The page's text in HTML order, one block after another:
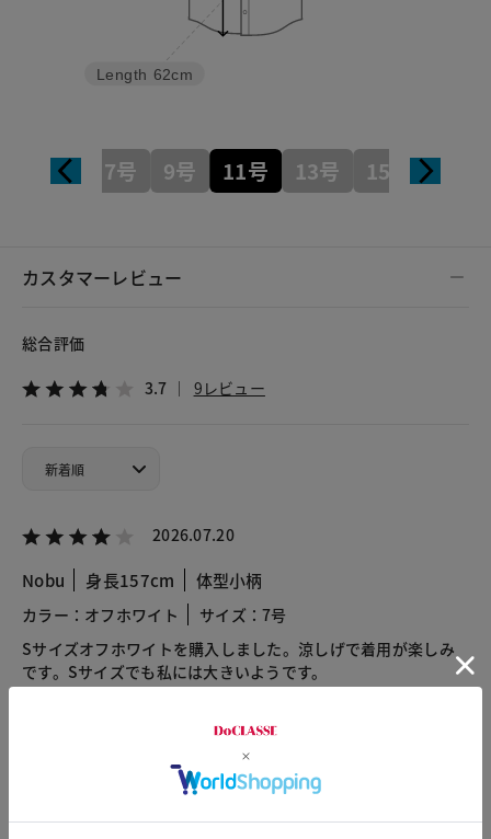
Length 62cm
7号 9号 11号 13号 15号
カスタマーレビュー
総合評価
3.7 9レビュー
2026.07.20
Nobu 身長157cm 体型小柄
カラー：オフホワイト
サイズ：7号
Sサイズオフホワイトを購入しました。涼しげで着用が楽しみ
です。Sサイズでも私には大きいようです。
2026.07.13